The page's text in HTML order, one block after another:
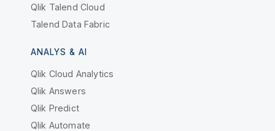
Qlik Talend Cloud
Talend Data Fabric
ANALYS & AI
Qlik Cloud Analytics
Qlik Answers
Qlik Predict
Qlik Automate